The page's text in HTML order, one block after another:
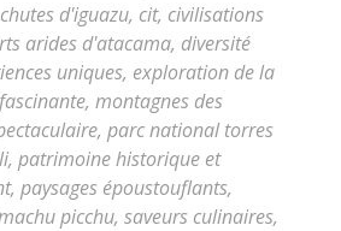
chutes d'iguazu, cit, civilisations
arides d'atacama, diversité
uniques, exploration de la
, montagnes des
, parc national torres
, patrimoine historique et
, paysages époustouflants,
picchu, saveurs culinaires,